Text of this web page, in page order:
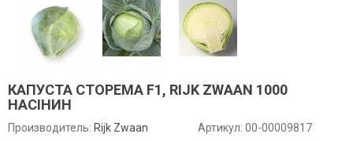
КАПУСТА СТОРЕМА F1, RIJK ZWAAN 1000
НАСІНИН
Производитель: Rijk Zwaan
Артикул: 00-00009817